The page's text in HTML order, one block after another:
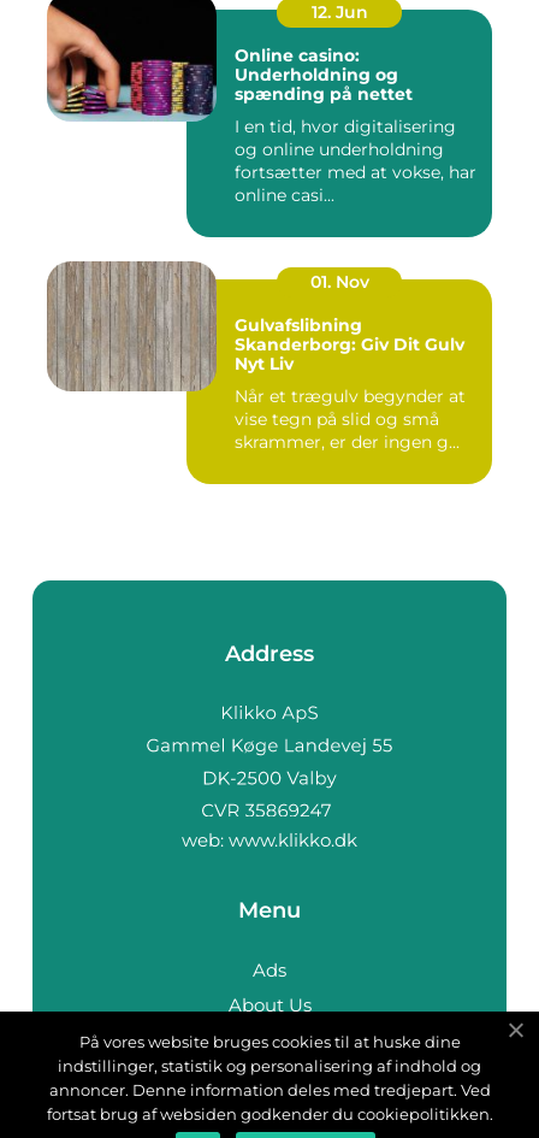
12. Jun
Online casino:
Underholdning og
spænding på nettet
I en tid, hvor digitalisering
og online underholdning
fortsætter med at vokse, har
online casi...
01. Nov
Gulvafslibning
Skanderborg: Giv Dit Gulv
Nyt Liv
Når et trægulv begynder at
vise tegn på slid og små
skrammer, er der ingen g...
Address
web: www.klikko.dk
Menu
Ads
About Us
Cookies
Contact
Sitemap
På vores website bruges cookies til at huske dine
indstillinger, statistik og personalisering af indhold og
annoncer. Denne information deles med tredjepart. Ved
fortsat brug af websiden godkender du cookiepolitikken.